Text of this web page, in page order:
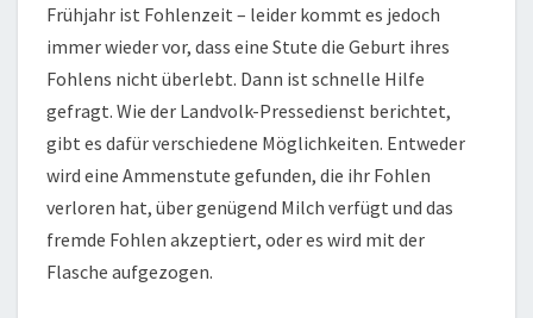
Frühjahr ist Fohlenzeit – leider kommt es jedoch
immer wieder vor, dass eine Stute die Geburt ihres
Fohlens nicht überlebt. Dann ist schnelle Hilfe
gefragt. Wie der Landvolk-Pressedienst berichtet,
gibt es dafür verschiedene Möglichkeiten. Entweder
wird eine Ammenstute gefunden, die ihr Fohlen
verloren hat, über genügend Milch verfügt und das
fremde Fohlen akzeptiert, oder es wird mit der
Flasche aufgezogen.